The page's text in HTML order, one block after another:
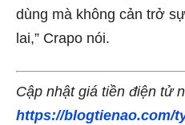
dùng mà không cản trở
lai,” Crapo nói.
Cập nhật giá tiền điện tử
https://blogtienao.com/